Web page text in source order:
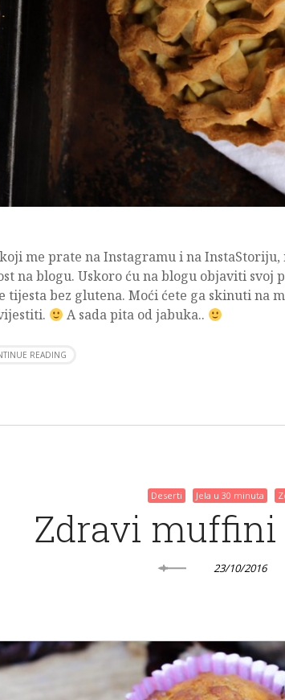
me prate na Instagramu i na
na blogu. Uskoro ću na blogu objaviti
tijesta bez glutena. Moći ćete ga skinuti na
A sada pita od jabuka..
READING
Deserti Jela u 30 minuta
Zdravi muffini
23/10/2016